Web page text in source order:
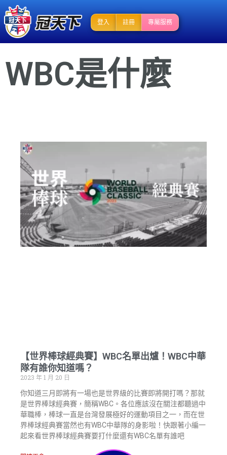
登入 註冊 專屬服務
WBC是什麼
【世界棒球經典賽】WBC名單出爐！WBC中華
隊有誰你知道嗎？
2023 年 1 月 20 日
你知道三月即將有一場也是世界級的比賽即將開打嗎？那就
是世界棒球經典賽，簡稱WBC。各位應該沒在關注都聽過中
華職棒，棒球一直是台灣發展極好的運動項目之一，而在世
界棒球經典賽當然也有WBC中華隊的身影啦！快跟著小編一
起來看世界棒球經典賽要打什麼還有WBC名單有誰吧